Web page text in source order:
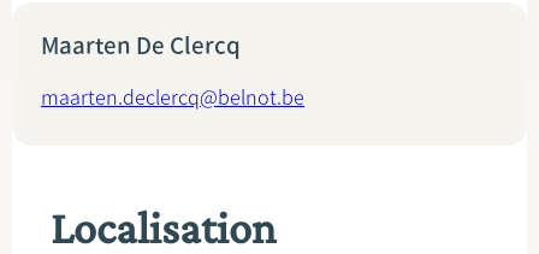
Maarten De Clercq
maarten.declercq@belnot.be
Localisation